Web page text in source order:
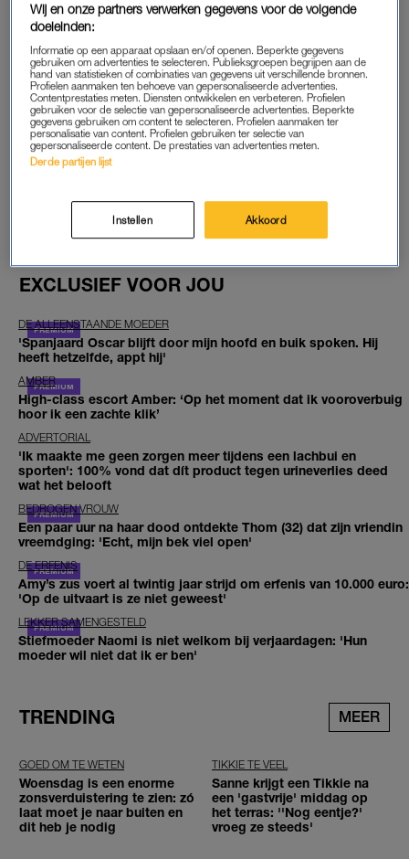
maken. Over zijn collega zegt hij: ‘Je gedroeg je als een
moeder, hoewel het ziekenhuis de baby omschreef als “vuil en
stinkend”, maar daar trok jij je niets van aan.’
Lees ook
Hondsbrutale supermarktklant stoort agent tijdens
reanimatie
EXCLUSIEF VOOR JOU
DE ALLEENSTAANDE MOEDER
'Spanjaard Oscar blijft door mijn hoofd en buik spoken. Hij
heeft hetzelfde, appt hij'
AMBER
High-class escort Amber: ‘Op het moment dat ik vooroverbuig
hoor ik een zachte klik’
ADVERTORIAL
'Ik maakte me geen zorgen meer tijdens een lachbui en
sporten': 100% vond dat dít product tegen urineverlies deed
wat het belooft
BEDROGEN VROUW
Een paar uur na haar dood ontdekte Thom (32) dat zijn vriendin
vreemdging: 'Echt, mijn bek viel open'
DE ERFENIS
Amy’s zus voert al twintig jaar strijd om erfenis van 10.000 euro:
'Op de uitvaart is ze niet geweest'
LEKKER SAMENGESTELD
Stiefmoeder Naomi is niet welkom bij verjaardagen: 'Hun
moeder wil niet dat ik er ben'
TRENDING MEER
GOED OM TE WETEN
Woensdag is een enorme
zonsverduistering te zien: zó
laat moet je naar buiten en
dit heb je nodig
TIKKIE TE VEEL
Sanne krijgt een Tikkie na
een 'gastvrije' middag op
het terras: ''Nog eentje?'
vroeg ze steeds'
Wij en onze partners verwerken gegevens voor de volgende
doeleinden:
Informatie op een apparaat opslaan en/of openen. Beperkte gegevens
gebruiken om advertenties te selecteren. Publieksgroepen begrijpen aan de
hand van statistieken of combinaties van gegevens uit verschillende bronnen.
Profielen aanmaken ten behoeve van gepersonaliseerde advertenties.
Contentprestaties meten. Diensten ontwikkelen en verbeteren. Profielen
gebruiken voor de selectie van gepersonaliseerde advertenties. Beperkte
gegevens gebruiken om content te selecteren. Profielen aanmaken ter
personalisatie van content. Profielen gebruiken ter selectie van
gepersonaliseerde content. De prestaties van advertenties meten.
Derde partijen lijst
Instellen Akkoord